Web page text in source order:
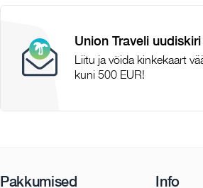
Union Traveli uudiskiri
Liitu ja võida kinkekaart
kuni 500 EUR!
Pakkumised Info